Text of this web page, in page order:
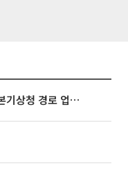
태풍 '돌핀' 오키나와 접근…일본기상청 경로 업데이트